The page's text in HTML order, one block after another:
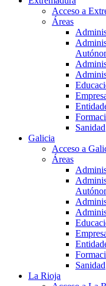
Acceso a
Áreas
Sanidad
Galicia
Acceso a
Áreas
Sanidad
La Rioja